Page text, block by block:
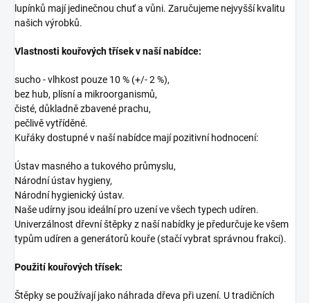
lupínků mají jedinečnou chuť a vůni. Zaručujeme nejvyšší kvalitu
našich výrobků.
Vlastnosti kouřových třísek v naší nabídce:
sucho - vlhkost pouze 10 % (+/- 2 %),
bez hub, plísní a mikroorganismů,
čisté, důkladně zbavené prachu,
pečlivě vytříděné.
Kuřáky dostupné v naší nabídce mají pozitivní hodnocení:
Ústav masného a tukového průmyslu,
Národní ústav hygieny,
Národní hygienický ústav.
Naše udírny jsou ideální pro uzení ve všech typech udíren.
Univerzálnost dřevní štěpky z naší nabídky je předurčuje ke všem
typům udíren a generátorů kouře (stačí vybrat správnou frakci).
Použití kouřových třísek:
Štěpky se používají jako náhrada dřeva při uzení. U tradičních